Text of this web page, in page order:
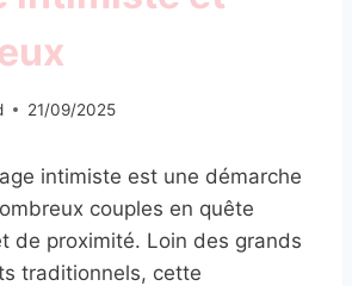
21/09/2025
intimiste est une démarche
couples en quête
de proximité. Loin des grands
traditionnels, cette